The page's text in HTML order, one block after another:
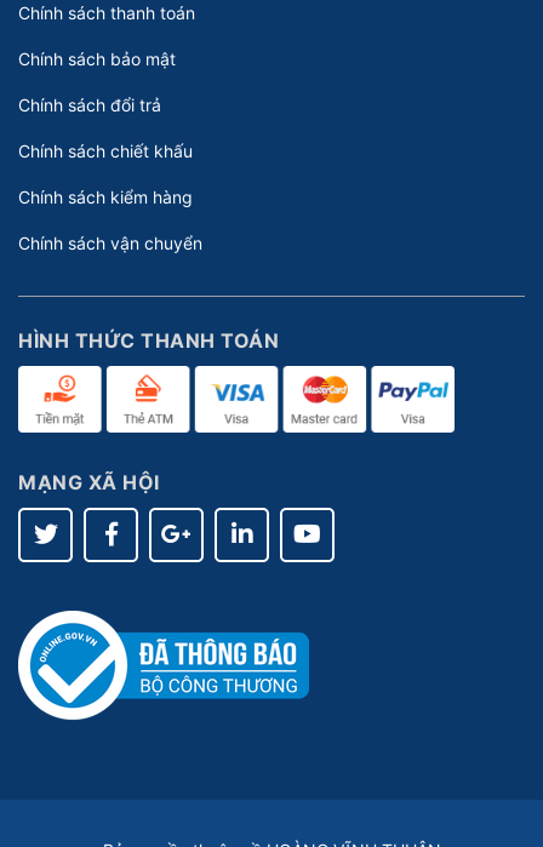
Chính sách thanh toán
Chính sách bảo mật
Chính sách đổi trả
Chính sách chiết khấu
Chính sách kiểm hàng
Chính sách vận chuyển
HÌNH THỨC THANH TOÁN
MẠNG XÃ HỘI